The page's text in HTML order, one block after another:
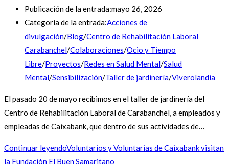
Publicación de la entrada:mayo 26, 2026
Categoría de la entrada:Acciones de
divulgación/Blog/Centro de Rehabilitación Laboral
Carabanchel/Colaboraciones/Ocio y Tiempo
Libre/Proyectos/Redes en Salud Mental/Salud
Mental/Sensibilización/Taller de jardinería/Viverolandia
El pasado 20 de mayo recibimos en el taller de jardinería del
Centro de Rehabilitación Laboral de Carabanchel, a empleados y
empleadas de Caixabank, que dentro de sus actividades de…
Continuar leyendoVoluntarios y Voluntarias de Caixabank visitan
la Fundación El Buen Samaritano